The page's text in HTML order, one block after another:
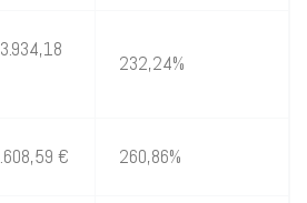
232,24%
€ 260,86%